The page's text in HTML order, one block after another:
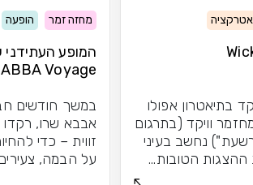
אטרקציה
בתיאטרון אפולו
וויקד (בתרגום
נחשב בעיני
הטובות...
מחזה זמר הופעה
המופע
ABBA Voyage
במשך חודשים
אבבא שרו, רקדו
זווית – כדי
על הבמה,